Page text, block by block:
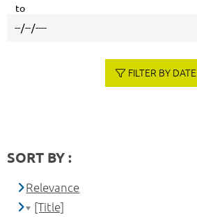
to
FILTER BY DATE
SORT BY :
Relevance
[Title]